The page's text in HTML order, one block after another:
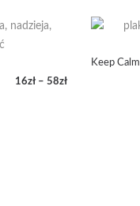
do
16zł – 58zł
Keep Calm